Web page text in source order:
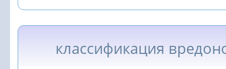
классификация